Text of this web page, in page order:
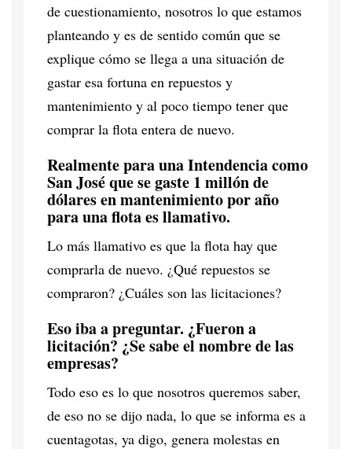
de cuestionamiento, nosotros lo que estamos
planteando y es de sentido común que se
explique cómo se llega a una situación de
gastar esa fortuna en repuestos y
mantenimiento y al poco tiempo tener que
comprar la flota entera de nuevo.
Realmente para una Intendencia como
San José que se gaste 1 millón de
dólares en mantenimiento por año
para una flota es llamativo.
Lo más llamativo es que la flota hay que
comprarla de nuevo. ¿Qué repuestos se
compraron? ¿Cuáles son las licitaciones?
Eso iba a preguntar. ¿Fueron a
licitación? ¿Se sabe el nombre de las
empresas?
Todo eso es lo que nosotros queremos saber,
de eso no se dijo nada, lo que se informa es a
cuentagotas, ya digo, genera molestas en